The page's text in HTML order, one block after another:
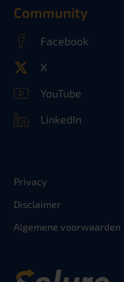
Community
Facebook
X
YouTube
LinkedIn
Privacy
Disclaimer
Algemene voorwaarden